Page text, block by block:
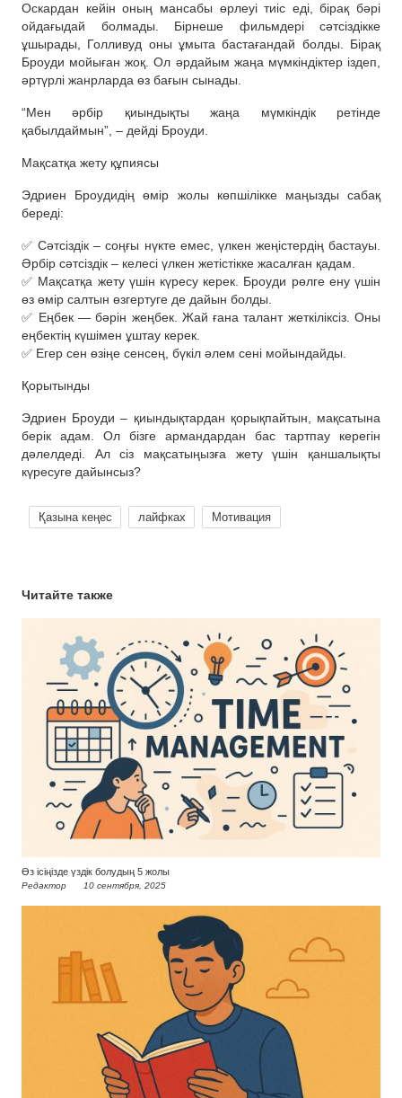
Оскардан кейін оның мансабы өрлеуі тиіс еді, бірақ бәрі
ойдағыдай болмады. Бірнеше фильмдері сәтсіздікке
ұшырады, Голливуд оны ұмыта бастағандай болды. Бірақ
Броуди мойыған жоқ. Ол әрдайым жаңа мүмкіндіктер іздеп,
әртүрлі жанрларда өз бағын сынады.
“Мен әрбір қиындықты жаңа мүмкіндік ретінде
қабылдаймын”, – дейді Броуди.
Мақсатқа жету құпиясы
Эдриен Броудидің өмір жолы көпшілікке маңызды сабақ
береді:
✅ Сәтсіздік – соңғы нүкте емес, үлкен жеңістердің бастауы.
Әрбір сәтсіздік – келесі үлкен жетістікке жасалған қадам.
✅ Мақсатқа жету үшін күресу керек. Броуди рөлге ену үшін
өз өмір салтын өзгертуге де дайын болды.
✅ Еңбек — бәрін жеңбек. Жай ғана талант жеткіліксіз. Оны
еңбектің күшімен ұштау керек.
✅ Егер сен өзіңе сенсең, бүкіл әлем сені мойындайды.
Қорытынды
Эдриен Броуди – қиындықтардан қорықпайтын, мақсатына
берік адам. Ол бізге армандардан бас тартпау керегін
дәлелдеді. Ал сіз мақсатыңызға жету үшін қаншалықты
күресуге дайынсыз?
Қазына кеңес лайфках Мотивация
Читайте также
Өз ісіңізде үздік болудың 5 жолы
Редактор 10 сентября, 2025